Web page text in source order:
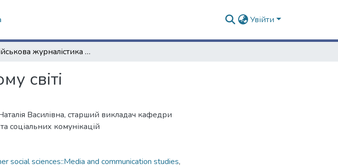
Увійти
Військова журналістика в сучасному світі
світі
Василівна, старший викладач кафедри
соціальних комунікацій
social sciences::Media and communication studies,